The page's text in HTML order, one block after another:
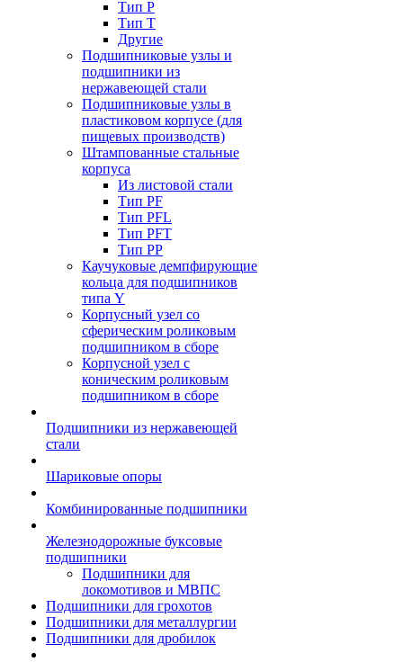
Тип P
Тип T
Другие
Подшипниковые узлы и
подшипники из
нержавеющей стали
Подшипниковые узлы в
пластиковом корпусе (для
пищевых производств)
Штампованные стальные
корпуса
Из листовой стали
Тип PF
Тип PFL
Тип PFT
Тип PP
Каучуковые демпфирующие
кольца для подшипников
типа Y
Корпусный узел со
сферическим роликовым
подшипником в сборе
Корпусной узел с
коническим роликовым
подшипником в сборе
Подшипники из нержавеющей
стали
Шариковые опоры
Комбинированные подшипники
Железнодорожные буксовые
подшипники
Подшипники для
локомотивов и МВПС
Подшипники для грохотов
Подшипники для металлургии
Подшипники для дробилок